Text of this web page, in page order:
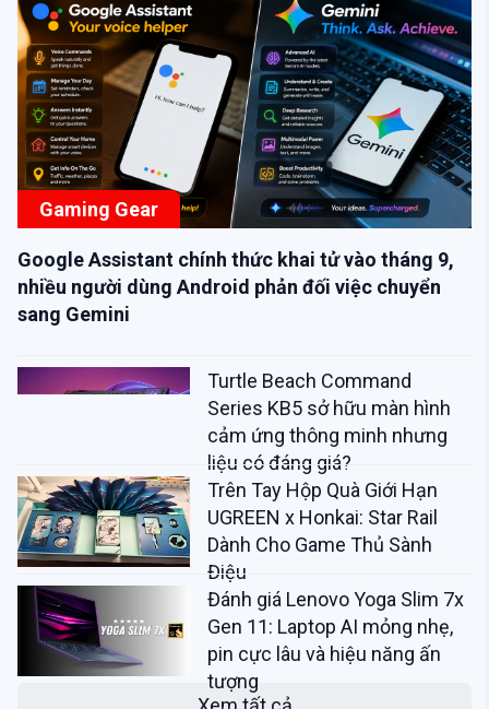
Gaming Gear
Google Assistant chính thức khai tử vào tháng 9,
nhiều người dùng Android phản đối việc chuyển
sang Gemini
Turtle Beach Command
Series KB5 sở hữu màn hình
cảm ứng thông minh nhưng
liệu có đáng giá?
Trên Tay Hộp Quà Giới Hạn
UGREEN x Honkai: Star Rail
Dành Cho Game Thủ Sành
Điệu
Đánh giá Lenovo Yoga Slim 7x
Gen 11: Laptop AI mỏng nhẹ,
pin cực lâu và hiệu năng ấn
tượng